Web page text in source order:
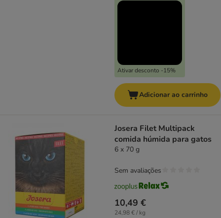
Ativar desconto -15%
Adicionar ao carrinho
Josera Filet Multipack
comida húmida para gatos
6 x 70 g
10,49 €
24,98 € / kg
Sem avaliações